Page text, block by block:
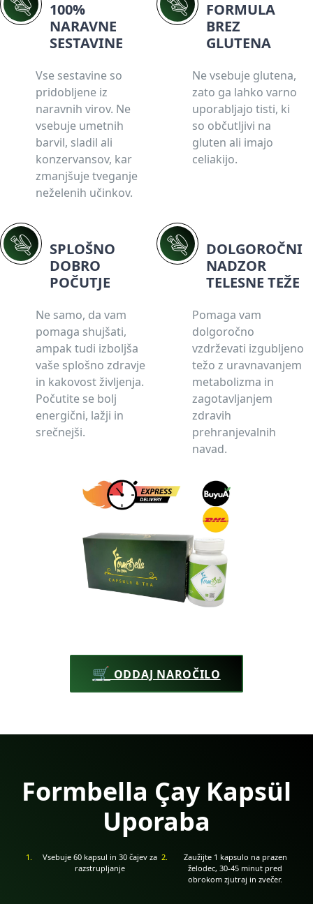
100%
NARAVNE
SESTAVINE
Vse sestavine so
pridobljene iz
naravnih virov. Ne
vsebuje umetnih
barvil, sladil ali
konzervansov, kar
zmanjšuje tveganje
neželenih učinkov.
FORMULA
BREZ
GLUTENA
Ne vsebuje glutena,
zato ga lahko varno
uporabljajo tisti, ki
so občutljivi na
gluten ali imajo
celiakijo.
SPLOŠNO
DOBRO
POČUTJE
Ne samo, da vam
pomaga shujšati,
ampak tudi izboljša
vaše splošno zdravje
in kakovost življenja.
Počutite se bolj
energični, lažji in
srečnejši.
DOLGOROČNI
NADZOR
TELESNE TEŽE
Pomaga vam
dolgoročno
vzdrževati izgubljeno
težo z uravnavanjem
metabolizma in
zagotavljanjem
zdravih
prehranjevalnih
navad.
🛒 ODDAJ NAROČILO
Formbella Çay Kapsül
Uporaba
Vsebuje 60 kapsul in 30 čajev za
razstrupljanje
Zaužijte 1 kapsulo na prazen
želodec, 30-45 minut pred
obrokom zjutraj in zvečer.